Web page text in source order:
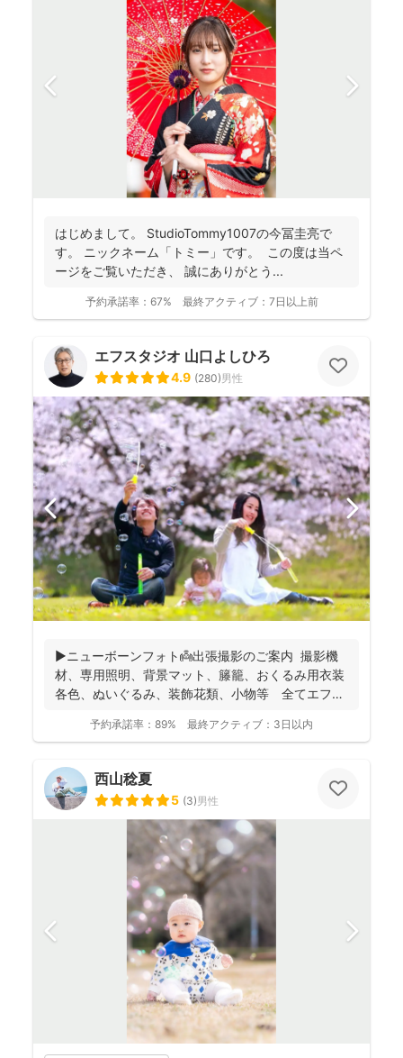
はじめまして。 StudioTommy1007の今冨圭亮で
す。 ニックネーム「トミー」です。 この度は当ペ
ージをご覧いただき、 誠にありがとう...
予約承諾率： 67% 最終アクティブ： 7日以上前
エフスタジオ 山口よしひろ
4.9 (280)男性
▶︎ニューボーンフォト👼出張撮影のご案内 撮影機
材、専用照明、背景マット、籐籠、おくるみ用衣装
各色、ぬいぐるみ、装飾花類、小物等 全てエフ・
予約承諾率： 89% 最終アクティブ： 3日以内
西山稔夏
5 (3)男性